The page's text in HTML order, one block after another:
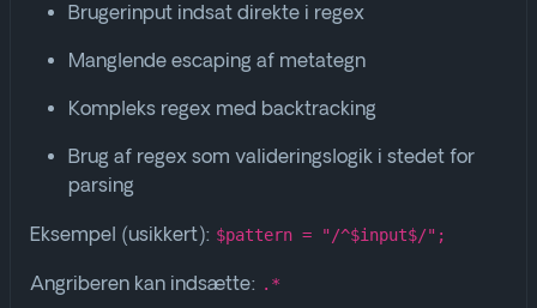
Brugerinput indsat direkte i regex
Manglende escaping af metategn
Kompleks regex med backtracking
Brug af regex som valideringslogik i stedet for
parsing
Eksempel (usikkert): $pattern = "/^$input$/";
Angriberen kan indsætte: .*